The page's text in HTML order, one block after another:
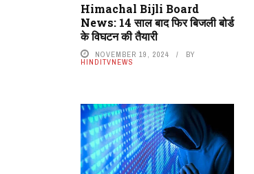
Himachal Bijli Board
News: 14 साल बाद फिर बिजली बोर्ड
के विघटन की तैयारी
NOVEMBER 19, 2024 BY
HINDITVNEWS